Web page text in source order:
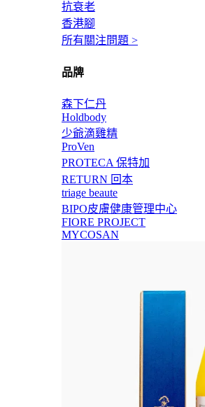
抗衰老
香港腳
所有關注問題 >
品牌
森下仁丹
Holdbody
少爺滴雞精
ProVen
PROTECA 保特加
RETURN 回本
triage beaute
BIPO皮膚健康管理中心
FIORE PROJECT
MYCOSAN